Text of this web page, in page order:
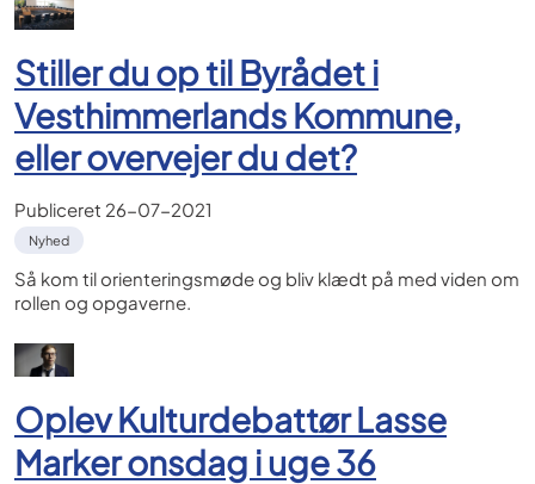
Stiller du op til Byrådet i
Vesthimmerlands Kommune,
eller overvejer du det?
Publiceret 26-07-2021
Nyhed
Så kom til orienteringsmøde og bliv klædt på med viden om
rollen og opgaverne.
Oplev Kulturdebattør Lasse
Marker onsdag i uge 36